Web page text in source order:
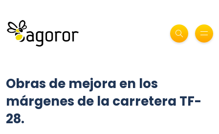
Obras de mejora en los
márgenes de la carretera TF-
28.